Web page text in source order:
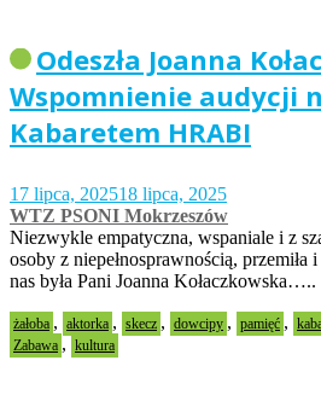
Odeszła Joanna
Wspomnienie audycji
Kabaretem HRABI
17 lipca, 202518 lipca, 2025
WTZ PSONI Mokrzeszów
Niezwykle empatyczna, wspaniale i z
osoby z niepełnosprawnością, przemiła
nas była Pani Joanna Kołaczkowska…..
żałoba , aktorka , skecz , dowcipy , pamięć ,
Zabawa , kultura